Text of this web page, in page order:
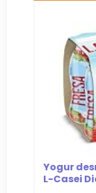
Yogur
L-Casei